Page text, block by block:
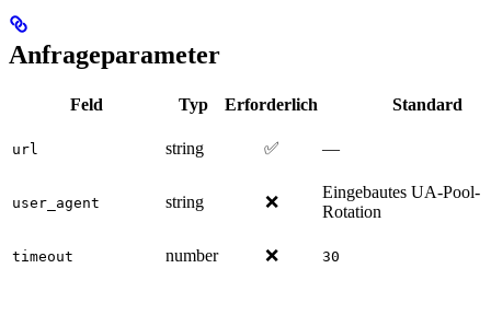
Anfrageparameter
Feld Typ Erforderlich Standard
url string ✅ —
user_agent string ❌
Eingebautes UA-Pool-
Rotation
timeout number ❌ 30